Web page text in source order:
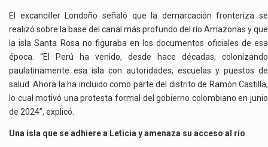
El excanciller Londoño señaló que la demarcación fronteriza se
realizó sobre la base del canal más profundo del río Amazonas y que
la isla Santa Rosa no figuraba en los documentos oficiales de esa
época. “El Perú ha venido, desde hace décadas, colonizando
paulatinamente esa isla con autoridades, escuelas y puestos de
salud. Ahora la ha incluido como parte del distrito de Ramón Castilla,
lo cual motivó una protesta formal del gobierno colombiano en junio
de 2024”, explicó.
Una isla que se adhiere a Leticia y amenaza su acceso al río